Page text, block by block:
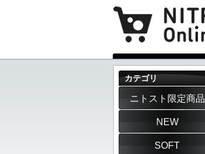
カテゴリ
ニトスト限定商品
NEW
SOFT